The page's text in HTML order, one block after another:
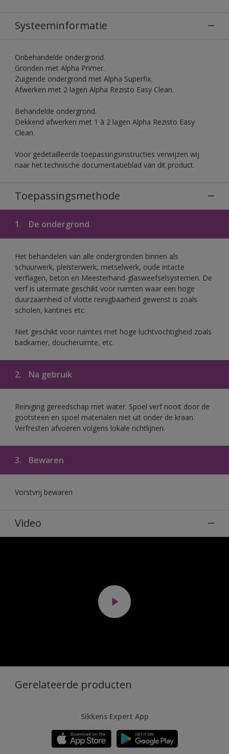
Systeeminformatie
Onbehandelde ondergrond.
Gronden met Alpha Primer.
Zuigende ondergrond met Alpha Superfix.
Afwerken met 2 lagen Alpha Rezisto Easy Clean.
Behandelde ondergrond.
Dekkend afwerken met 1 à 2 lagen Alpha Rezisto Easy
Clean.
Voor gedetailleerde toepassingsinstructies verwijzen wij
naar het technische documentatieblad van dit product.
Toepassingsmethode
1. De ondergrond
Het behandelen van alle ondergronden binnen als
schuurwerk, pleisterwerk, metselwerk, oude intacte
verflagen, beton en Meesterhand-glasweefselsystemen. De
verf is uitermate geschikt voor ruimten waar een hoge
duurzaamheid of vlotte reinigbaarheid gewenst is zoals
scholen, kantines etc.
Niet geschikt voor ruimtes met hoge luchtvochtigheid zoals
badkamer, doucheruimte, etc.
2. Na gebruik
Reiniging gereedschap met water. Spoel verf nooit door de
gootsteen en spoel materialen niet uit onder de kraan.
Verfresten afvoeren volgens lokale richtlijnen.
3. Bewaren
Vorstvrij bewaren
Video
Gerelateerde producten
Sikkens Expert App